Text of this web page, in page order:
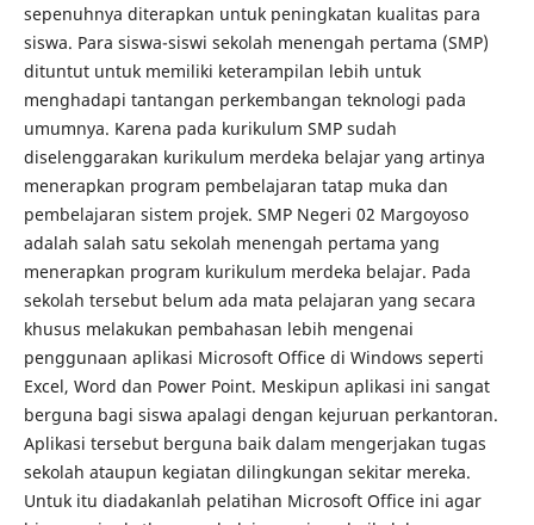
sepenuhnya diterapkan untuk peningkatan kualitas para
siswa. Para siswa-siswi sekolah menengah pertama (SMP)
dituntut untuk memiliki keterampilan lebih untuk
menghadapi tantangan perkembangan teknologi pada
umumnya. Karena pada kurikulum SMP sudah
diselenggarakan kurikulum merdeka belajar yang artinya
menerapkan program pembelajaran tatap muka dan
pembelajaran sistem projek. SMP Negeri 02 Margoyoso
adalah salah satu sekolah menengah pertama yang
menerapkan program kurikulum merdeka belajar. Pada
sekolah tersebut belum ada mata pelajaran yang secara
khusus melakukan pembahasan lebih mengenai
penggunaan aplikasi Microsoft Office di Windows seperti
Excel, Word dan Power Point. Meskipun aplikasi ini sangat
berguna bagi siswa apalagi dengan kejuruan perkantoran.
Aplikasi tersebut berguna baik dalam mengerjakan tugas
sekolah ataupun kegiatan dilingkungan sekitar mereka.
Untuk itu diadakanlah pelatihan Microsoft Office ini agar